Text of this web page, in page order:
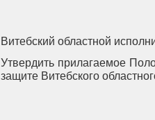
Витебский областной
Утвердить прилагаемое
защите Витебского